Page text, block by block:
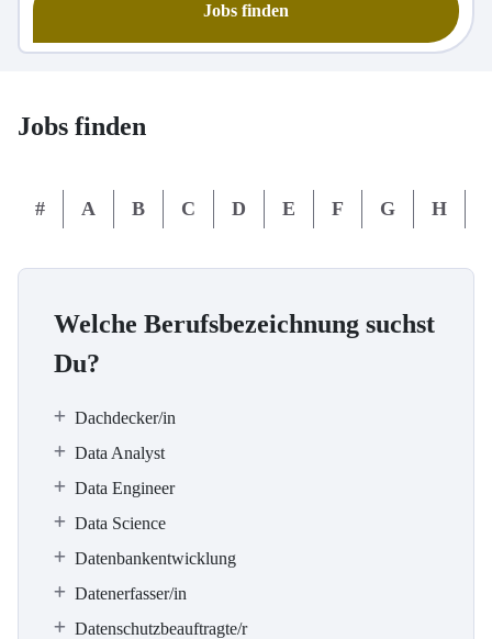
Jobs finden
Jobs finden
# A B C D E F G H
Welche Berufsbezeichnung suchst
Du?
Dachdecker/in
Data Analyst
Data Engineer
Data Science
Datenbankentwicklung
Datenerfasser/in
Datenschutzbeauftragte/r